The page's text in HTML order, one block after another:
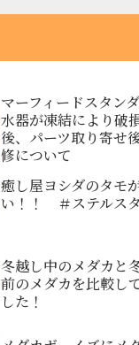
マーフィードスタン
水器が凍結により破
後、パーツ取り寄せ
修について
癒し屋ヨシダのタモ
い！！ ＃ステルス
冬越し中のメダカと
前のメダカを比較し
した！